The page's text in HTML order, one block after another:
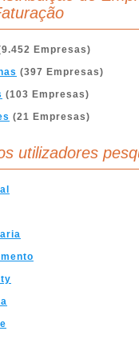
Empresas)
(397 Empresas)
(103 Empresas)
(21 Empresas)
utilizadores